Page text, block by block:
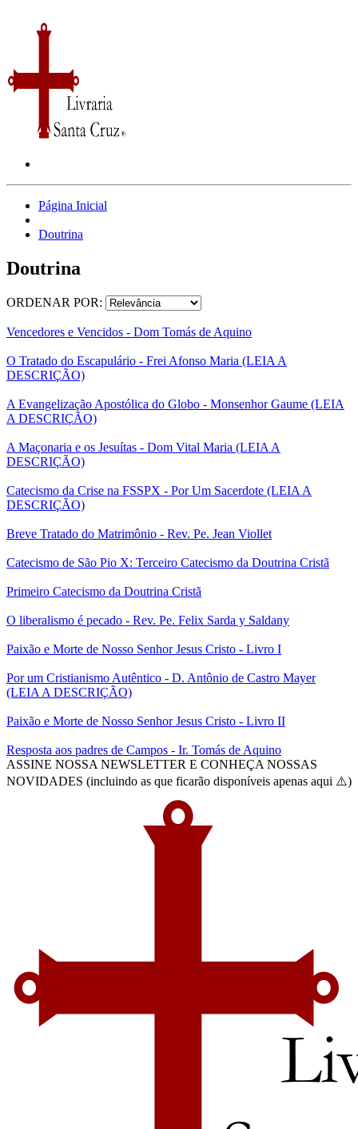
Página Inicial
Doutrina
Doutrina
ORDENAR POR:
Vencedores e Vencidos - Dom Tomás de Aquino
O Tratado do Escapulário - Frei Afonso Maria (LEIA A
DESCRIÇÃO)
A Evangelização Apostólica do Globo - Monsenhor Gaume (LEIA
A DESCRIÇÃO)
A Maçonaria e os Jesuítas - Dom Vital Maria (LEIA A
DESCRIÇÃO)
Catecismo da Crise na FSSPX - Por Um Sacerdote (LEIA A
DESCRIÇÃO)
Breve Tratado do Matrimônio - Rev. Pe. Jean Viollet
Catecismo de São Pio X: Terceiro Catecismo da Doutrina Cristã
Primeiro Catecismo da Doutrina Cristã
O liberalismo é pecado - Rev. Pe. Felix Sarda y Saldany
Paixão e Morte de Nosso Senhor Jesus Cristo - Livro I
Por um Cristianismo Autêntico - D. Antônio de Castro Mayer
(LEIA A DESCRIÇÃO)
Paixão e Morte de Nosso Senhor Jesus Cristo - Livro II
Resposta aos padres de Campos - Ir. Tomás de Aquino
ASSINE NOSSA NEWSLETTER E CONHEÇA NOSSAS
NOVIDADES (incluindo as que ficarão disponíveis apenas aqui ⚠️)